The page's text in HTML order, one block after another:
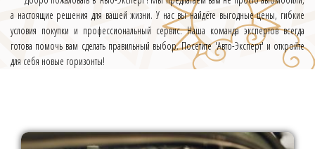
а настоящие решения для вашей жизни. У нас вы найдёте выгодные цены, гибкие
условия покупки и профессиональный сервис. Наша команда экспертов всегда
готова помочь вам сделать правильный выбор. Посетите 'Авто-Эксперт' и откройте
для себя новые горизонты!